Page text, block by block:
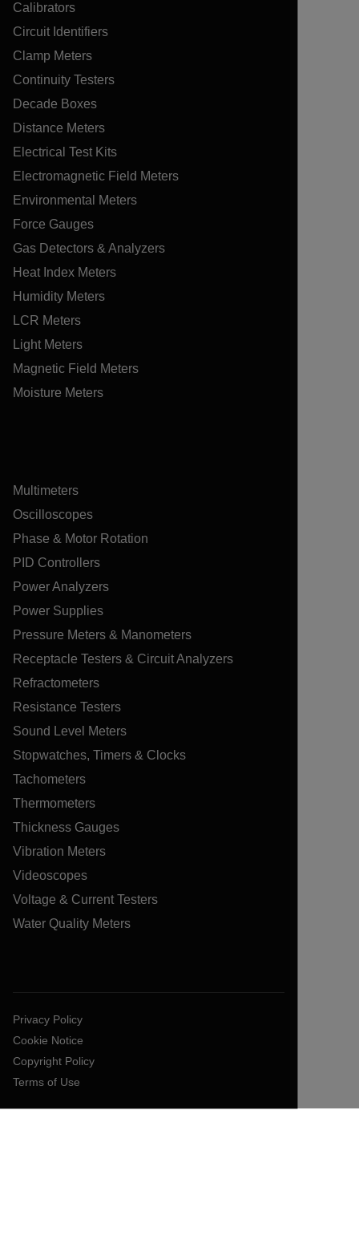
Calibrators
Circuit Identifiers
Clamp Meters
Continuity Testers
Decade Boxes
Distance Meters
Electrical Test Kits
Electromagnetic Field Meters
Environmental Meters
Force Gauges
Gas Detectors & Analyzers
Heat Index Meters
Humidity Meters
LCR Meters
Light Meters
Magnetic Field Meters
Moisture Meters
Multimeters
Oscilloscopes
Phase & Motor Rotation
PID Controllers
Power Analyzers
Power Supplies
Pressure Meters & Manometers
Receptacle Testers & Circuit Analyzers
Refractometers
Resistance Testers
Sound Level Meters
Stopwatches, Timers & Clocks
Tachometers
Thermometers
Thickness Gauges
Vibration Meters
Videoscopes
Voltage & Current Testers
Water Quality Meters
Privacy Policy
Cookie Notice
Copyright Policy
Terms of Use